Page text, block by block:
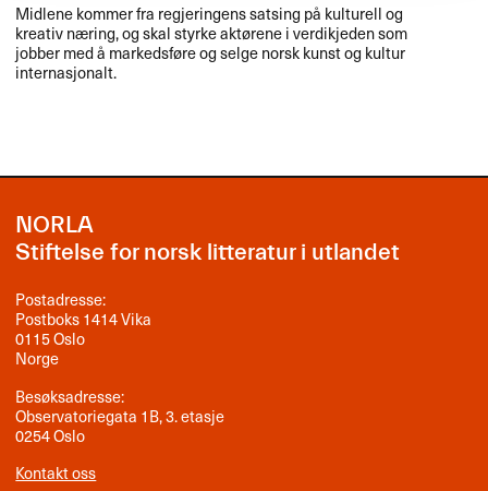
Midlene kommer fra regjeringens satsing på kulturell og
kreativ næring, og skal styrke aktørene i verdikjeden som
jobber med å markedsføre og selge norsk kunst og kultur
internasjonalt.
NORLA
Stiftelse for norsk litteratur i utlandet
Postadresse:
Postboks 1414 Vika
0115 Oslo
Norge
Besøksadresse:
Observatoriegata 1B, 3. etasje
0254 Oslo
Kontakt oss